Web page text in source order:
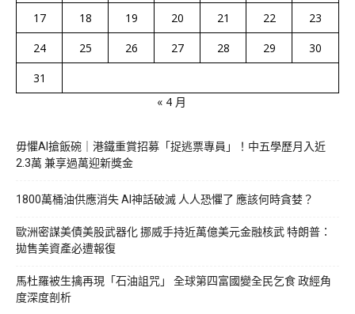
17
18 19 20 21 22
23
24
25 26 27 28 29
30
31
« 4 月
毋懼AI搶飯碗｜港鐵重賞招募「捉逃票專員」！中五學歷月入近
2.3萬 兼享過萬迎新獎金
1800萬桶油供應消失 AI神話破滅 人人恐懼了 應該何時貪婪？
歐洲密謀美債美股武器化 挪威手持近萬億美元金融核武 特朗普：
拋售美資產必遭報復
馬杜羅被生擒再現「石油詛咒」 全球第四富國變全民乞食 政經角
度深度剖析